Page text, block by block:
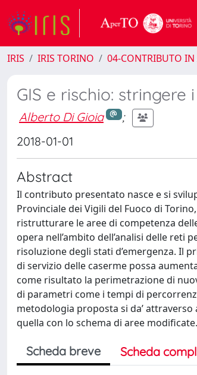
IRIS IRIS TORINO 04-CONTRIBUTO
GIS e rischio:
Alberto Di Gioia
;
2018-01-01
Abstract
Il contributo presentato nasce e si
Provinciale dei Vigili del Fuoco di
ristrutturare le aree di competenza
opera nell’ambito dell’analisi delle reti
risoluzione degli stati d’emergenza. Il
di servizio delle caserme possa
come risultato la perimetrazione di
di parametri come i tempi di
metodologia proposta si da’
quella con lo schema di aree
Scheda breve Scheda